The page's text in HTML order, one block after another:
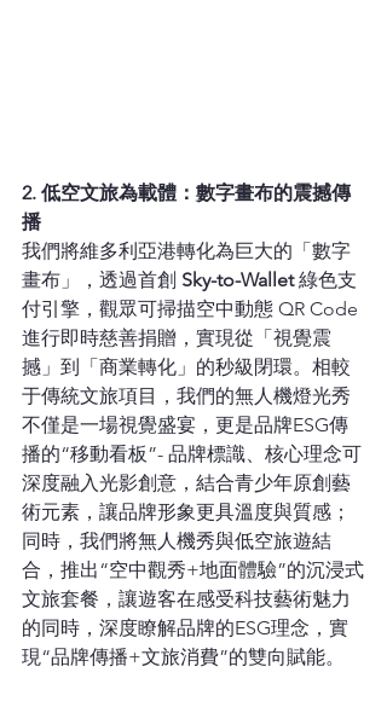
2. 低空文旅為載體：數字畫布的震撼傳
播
我們將維多利亞港轉化為巨大的「數字
畫布」，透過首創 Sky-to-Wallet 綠色支
付引擎，觀眾可掃描空中動態 QR Code
進行即時慈善捐贈，實現從「視覺震
撼」到「商業轉化」的秒級閉環。相較
于傳統文旅項目，我們的無人機燈光秀
不僅是一場視覺盛宴，更是品牌ESG傳
播的“移動看板”- 品牌標識、核心理念可
深度融入光影創意，結合青少年原創藝
術元素，讓品牌形象更具溫度與質感；
同時，我們將無人機秀與低空旅遊結
合，推出“空中觀秀+地面體驗”的沉浸式
文旅套餐，讓遊客在感受科技藝術魅力
的同時，深度瞭解品牌的ESG理念，實
現“品牌傳播+文旅消費”的雙向賦能。